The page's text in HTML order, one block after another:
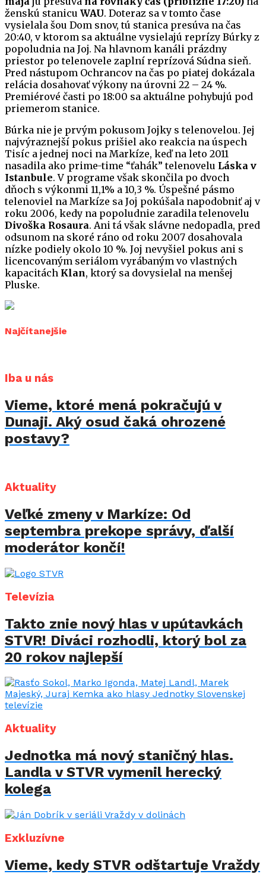
ženskú stanicu WAU. Doteraz sa v tomto čase
vysielala šou Dom snov, tú stanica presúva na čas
20:40, v ktorom sa aktuálne vysielajú reprízy Búrky z
popoludnia na Joj. Na hlavnom kanáli prázdny
priestor po telenovele zaplní reprízová Súdna sieň.
Pred nástupom Ochrancov na čas po piatej dokázala
relácia dosahovať výkony na úrovni 22 – 24 %.
Premiérové časti po 18:00 sa aktuálne pohybujú pod
priemerom stanice.
Búrka nie je prvým pokusom Jojky s telenovelou. Jej
najvýraznejší pokus prišiel ako reakcia na úspech
Tisíc a jednej noci na Markíze, keď na leto 2011
nasadila ako prime-time “ťahák” telenovelu Láska v
Istanbule. V programe však skončila po dvoch
dňoch s výkonmi 11,1% a 10,3 %. Úspešné pásmo
telenoviel na Markíze sa Joj pokúšala napodobniť aj v
roku 2006, kedy na popoludnie zaradila telenovelu
Divoška Rosaura. Ani tá však slávne nedopadla, pred
odsunom na skoré ráno od roku 2007 dosahovala
nízke podiely okolo 10 %. Joj nevyšiel pokus ani s
licencovaným seriálom vyrábaným vo vlastných
kapacitách Klan, ktorý sa dovysielal na menšej
Pluske.
Najčítanejšie
Iba u nás
Vieme, ktoré mená pokračujú v
Dunaji. Aký osud čaká ohrozené
postavy?
Aktuality
Veľké zmeny v Markíze: Od
septembra prekope správy, ďalší
moderátor končí!
Televízia
Takto znie nový hlas v upútavkách
STVR! Diváci rozhodli, ktorý bol za
20 rokov najlepší
Aktuality
Jednotka má nový staničný hlas.
Landla v STVR vymenil herecký
kolega
Exkluzívne
Vieme, kedy STVR odštartuje Vraždy